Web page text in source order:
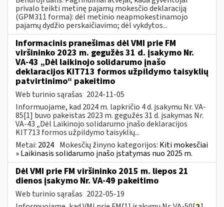
privalo teikti metinę pajamų mokesčio deklaraciją
(GPM311 forma): dėl metinio neapmokestinamojo
pajamų dydžio perskaičiavimo; dėl vykdytos...
Informacinis pranešimas dėl VMI prie FM
viršininko 2023 m. gegužės 31 d. įsakymo Nr.
VA-43 „Dėl laikinojo solidarumo įnašo
deklaracijos KIT713 formos užpildymo taisyklių
patvirtinimo“ pakeitimo
Web turinio sąrašas 2024-11-05
Informuojame, kad 2024 m. lapkričio 4 d. įsakymu Nr. VA-
85[1] buvo pakeistas 2023 m. gegužės 31 d. įsakymas Nr.
VA-43 „Dėl Laikinojo solidarumo įnašo deklaracijos
KIT713 formos užpildymo taisyklių...
Metai: 2024 Mokesčių žinyno kategorijos: Kiti mokesčiai
» Laikinasis solidarumo įnašo įstatymas nuo 2025 m.
Dėl VMI prie FM viršininko 2015 m. liepos 21
dienos įsakymo Nr. VA-49 pakeitimo
Web turinio sąrašas 2022-05-19